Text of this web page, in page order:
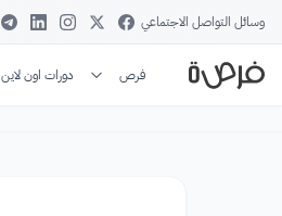
وسائل التواصل الاجتماعي
فرص دورات اون لاين